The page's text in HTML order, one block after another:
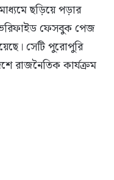
ছড়িয়ে পড়ার
ফেসবুক পেজ
সেটি পুরোপুরি
রাজনৈতিক কার্যক্রম